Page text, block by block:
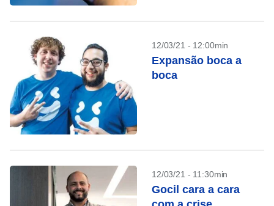
12/03/21 - 12:00min
Expansão boca a
boca
12/03/21 - 11:30min
Gocil cara a cara